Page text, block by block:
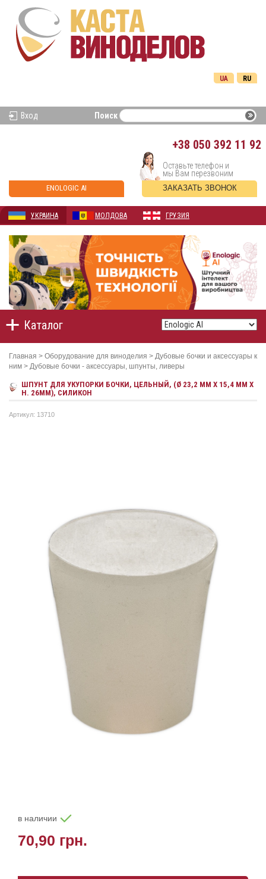
RU
UA
Вход Поиск
+38 050 392 11 92
ENOLOGIC AI
Оставьте телефон и
мы Вам перезвоним
ЗАКАЗАТЬ ЗВОНОК
УКРАИНА МОЛДОВА ГРУЗИЯ
Каталог
Главная > Оборудование для виноделия > Дубовые бочки и аксессуары к
ним > Дубовые бочки - аксессуары, шпунты, ливеры
ШПУНТ ДЛЯ УКУПОРКИ БОЧКИ, ЦЕЛЬНЫЙ, (Ø 23,2 MM X 15,4 MM X
H. 26MM), СИЛИКОН
Артикул: 13710
в наличии
70,90 грн.